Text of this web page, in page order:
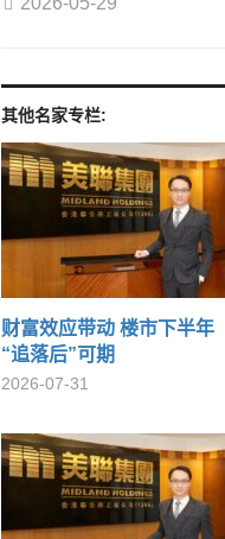
其他名家专栏:
财富效应带动 楼市下半年
“追落后”可期
2026-07-31